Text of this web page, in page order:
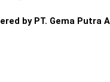
by PT. Gema Putra